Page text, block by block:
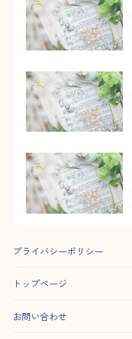
プライバシーポリシー
トップページ
お問い合わせ